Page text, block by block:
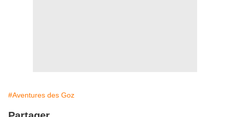
#Aventures des Goz